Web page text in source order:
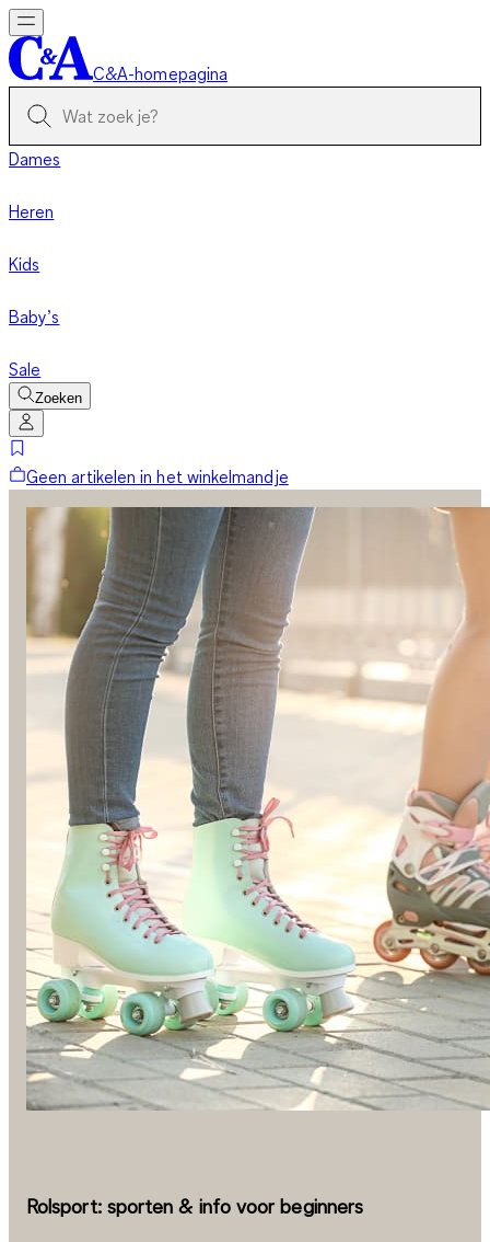
C&A-homepagina
Dames
Heren
Kids
Baby’s
Sale
Zoeken
Geen artikelen in het winkelmandje
Rolsport: sporten & info voor beginners